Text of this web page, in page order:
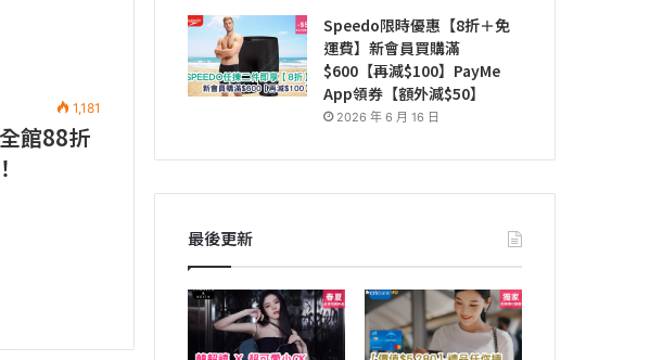
1,181
館88折
Speedo限時優惠【8折＋免
運費】新會員買購滿
$600【再減$100】PayMe
App領券【額外減$50】
2026 年 6 月 16 日
最後更新